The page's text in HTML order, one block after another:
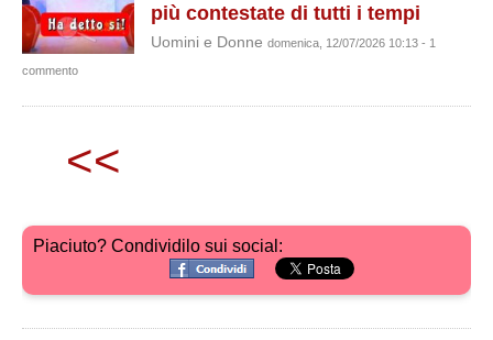
più contestate di tutti i tempi
Uomini e Donne domenica, 12/07/2026 10:13 - 1
commento
<<
Piaciuto? Condividilo sui social: